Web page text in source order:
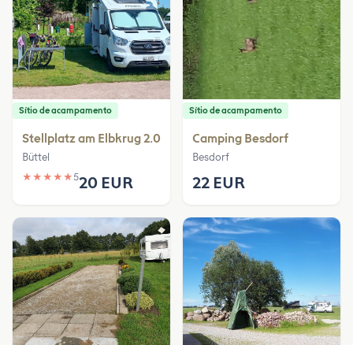
Sítio de acampamento
Stellplatz am Elbkrug 2.0
Büttel
★ ★ ★ ★ ★520 EUR
Sítio de acampamento
Camping Besdorf
Besdorf
22 EUR